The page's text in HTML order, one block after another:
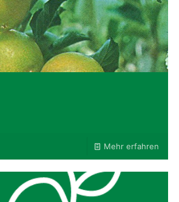
Mehr erfahren